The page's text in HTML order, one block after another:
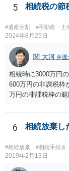
することはありま
ありません。 なお
伸長して調査した
つかったため相続し
5 相続税の節
#遺産分割 #不動産・土
2024年8月25日
関 大河 弁護
相続時に3000万円
600万円の非課税枠
万円の非課税枠の
範囲となります。
また、全員で相続
こともできます。
0万円分使えます。
で相続する際は、
亡くなってから相
6 相続放棄し
#相続放棄 #相続手続き
2019年2月13日